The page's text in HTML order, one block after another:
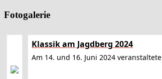
Fotogalerie
Klassik am Jagdberg 2024
Am 14. und 16. Juni 2024